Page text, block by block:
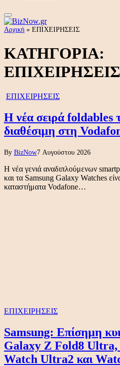
Αρχική » ΕΠΙΧΕΙΡΗΣΕΙΣ
ΚΑΤΗΓΟΡΙΑ:
ΕΠΙΧΕΙΡΗΣΕΙΣ
ΕΠΙΧΕΙΡΗΣΕΙΣ
Η νέα σειρά foldables
διαθέσιμη στη
By BizNow7 Αυγούστου 2026
Η νέα γενιά αναδιπλούμενων
και τα Samsung Galaxy Watches
καταστήματα Vodafone…
ΕΠΙΧΕΙΡΗΣΕΙΣ
Samsung: Επίσημη
Galaxy Z Fold8
Watch Ultra2 και